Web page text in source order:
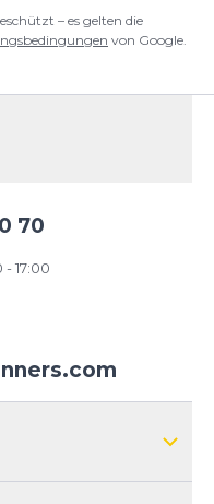
– es gelten die
von Google.
70
17:00